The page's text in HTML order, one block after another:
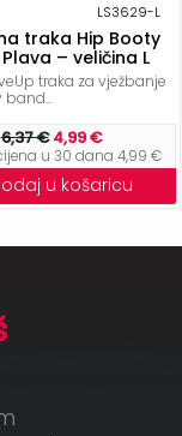
LS3629-L
traka Hip Booty
– veličina L
traka za vježbanje
6,37 €4,99 €
u 30 dana 4,99 €
u košaricu